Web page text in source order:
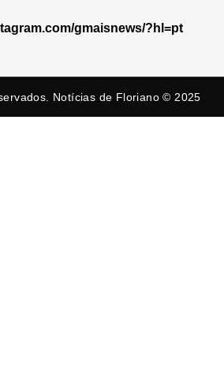
gmaisnews/?hl=pt
Notícias de Floriano © 2025